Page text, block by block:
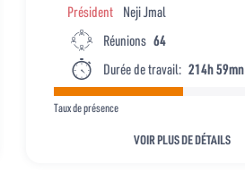
Président Neji Jmal
Réunions 64
Durée de travail: 214h 59mn
Taux de présence
VOIR PLUS DE DÉTAILS